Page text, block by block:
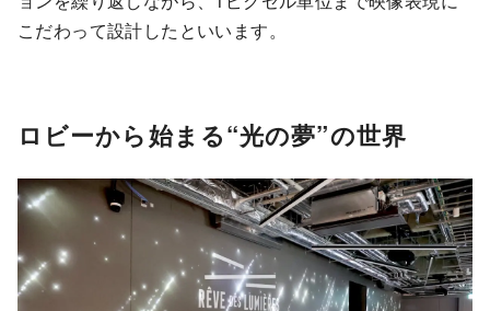
こだわって設計したといいます。
ロビーから始まる“光の夢”の世界